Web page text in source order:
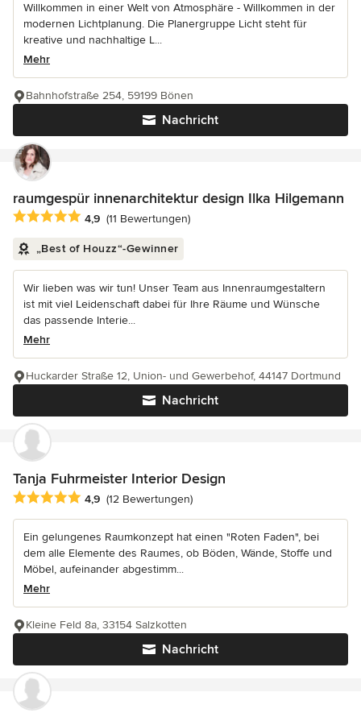
Willkommen in einer Welt von Atmosphäre - Willkommen in der
modernen Lichtplanung. Die Planergruppe Licht steht für
kreative und nachhaltige L...
Mehr
Nachricht
Bahnhofstraße 254, 59199 Bönen
raumgespür innenarchitektur design Ilka Hilgemann
Durchschnittliche Bewertung: 4.9 von 5 Sternen
4,9 (11 Bewertungen)
„Best of Houzz“-Gewinner
Wir lieben was wir tun! Unser Team aus Innenraumgestaltern
ist mit viel Leidenschaft dabei für Ihre Räume und Wünsche
das passende Interie...
Mehr
Nachricht
Huckarder Straße 12, Union- und Gewerbehof, 44147 Dortmund
Tanja Fuhrmeister Interior Design
Durchschnittliche Bewertung: 4.9 von 5 Sternen
4,9 (12 Bewertungen)
Ein gelungenes Raumkonzept hat einen "Roten Faden", bei
dem alle Elemente des Raumes, ob Böden, Wände, Stoffe und
Möbel, aufeinander abgestimm...
Mehr
Nachricht
Kleine Feld 8a, 33154 Salzkotten